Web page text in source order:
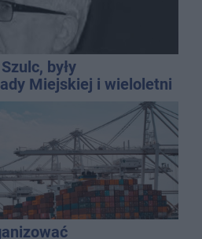
były
Miejskiej i wieloletni